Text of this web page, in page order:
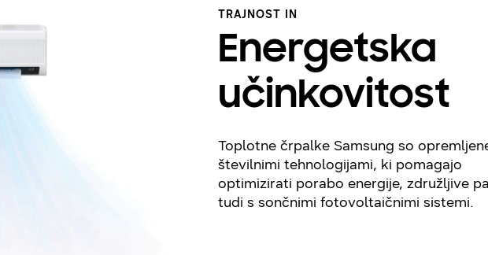
TRAJNOST IN
Energetska
učinkovitost
Toplotne črpalke Samsung so
številnimi tehnologijami, ki pomagajo
optimizirati porabo energije, združljive
tudi s sončnimi fotovoltaičnimi sistemi.